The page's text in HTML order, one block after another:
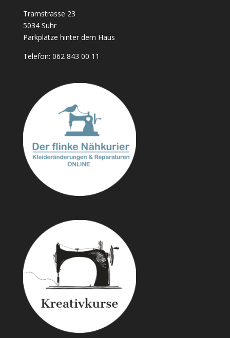
Tramstrasse 23
5034 Suhr
Parkplätze hinter dem Haus
Telefon: 062 843 00 11